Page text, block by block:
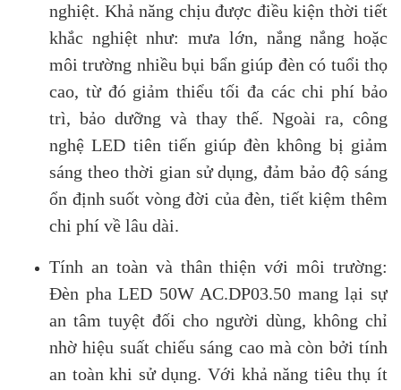
nghiệt. Khả năng chịu được điều kiện thời tiết
khắc nghiệt như: mưa lớn, nắng nắng hoặc
môi trường nhiều bụi bẩn giúp đèn có tuổi thọ
cao, từ đó giảm thiểu tối đa các chi phí bảo
trì, bảo dưỡng và thay thế. Ngoài ra, công
nghệ LED tiên tiến giúp đèn không bị giảm
sáng theo thời gian sử dụng, đảm bảo độ sáng
ổn định suốt vòng đời của đèn, tiết kiệm thêm
chi phí về lâu dài.
Tính an toàn và thân thiện với môi trường:
Đèn pha LED 50W AC.DP03.50 mang lại sự
an tâm tuyệt đối cho người dùng, không chỉ
nhờ hiệu suất chiếu sáng cao mà còn bởi tính
an toàn khi sử dụng. Với khả năng tiêu thụ ít